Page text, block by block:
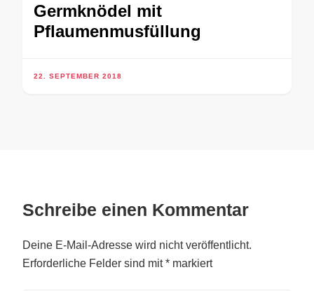
Germknödel mit
Pflaumenmusfüllung
22. SEPTEMBER 2018
Schreibe einen Kommentar
Deine E-Mail-Adresse wird nicht veröffentlicht.
Erforderliche Felder sind mit* markiert